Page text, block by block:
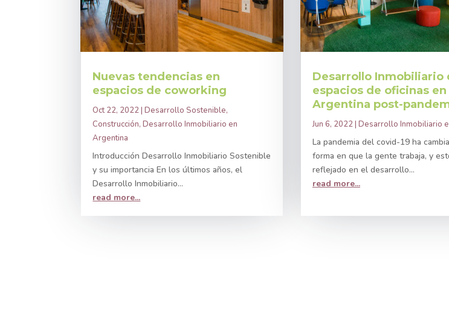
Nuevas tendencias en
espacios de coworking
Oct 22, 2022|Desarrollo Sostenible,
Construcción,Desarrollo Inmobiliario en
Argentina
Introducción Desarrollo Inmobiliario Sostenible
y su importancia En los últimos años, el
Desarrollo Inmobiliario...
read more...
Desarrollo Inmobiliario
espacios de oficinas en
Argentina post-
Jun 6, 2022| Desarrollo Inmobiliario
La pandemia del covid-19 ha
forma en que la gente trabaja, y
reflejado en el desarrollo...
read more...